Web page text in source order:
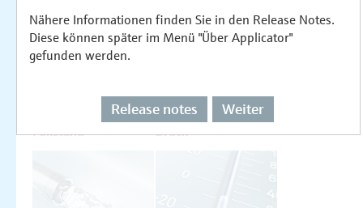
Nähere Informationen finden Sie in den Release Notes.
Diese können später im Menü "Über Applicator"
gefunden werden.
Release notes Weiter
Messprinzipien
Füllstand Druck